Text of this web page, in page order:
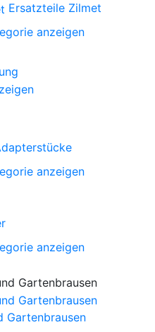
Ersatzteile Zilmet
anzeigen
anzeigen
anzeigen
Gartenbrausen